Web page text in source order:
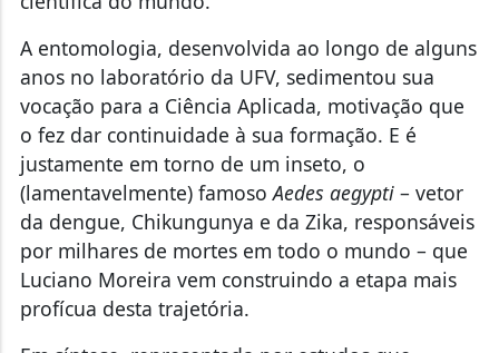
anos no laboratório da UFV, sedimentou sua
vocação para a Ciência Aplicada, motivação que
o fez dar continuidade à sua formação. E é
justamente em torno de um inseto, o
(lamentavelmente) famosoAedes aegypti
da dengue, Chikungunya e da Zika, responsáveis
por milhares de mortes em todo o mundo – que
Luciano Moreira vem construindo a etapa mais
profícua desta trajetória.